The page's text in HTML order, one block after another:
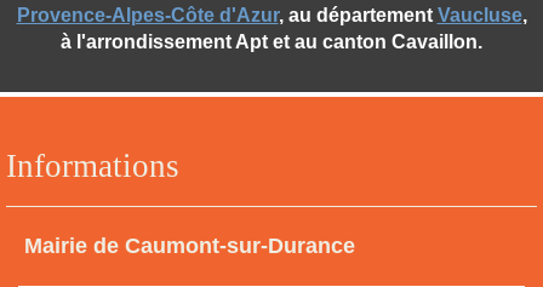
Informations
Mairie de Caumont-sur-Durance
Provence-Alpes-Côte d'Azur, au département Vaucluse,
à l'arrondissement Apt et au canton Cavaillon.